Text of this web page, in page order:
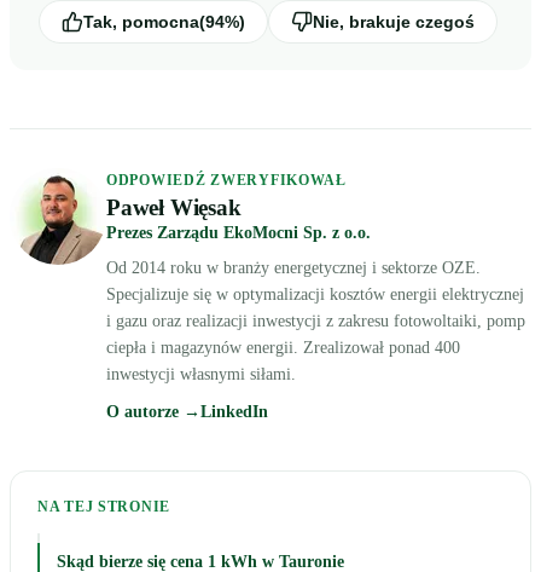
Tak, pomocna(94%) Nie, brakuje czegoś
ODPOWIEDŹ ZWERYFIKOWAŁ
Paweł Więsak
Prezes Zarządu EkoMocni Sp. z o.o.
Od 2014 roku w branży energetycznej i sektorze OZE.
Specjalizuje się w optymalizacji kosztów energii elektrycznej
i gazu oraz realizacji inwestycji z zakresu fotowoltaiki, pomp
ciepła i magazynów energii. Zrealizował ponad 400
inwestycji własnymi siłami.
O autorze → LinkedIn
NA TEJ STRONIE
Skąd bierze się cena 1 kWh w Tauronie